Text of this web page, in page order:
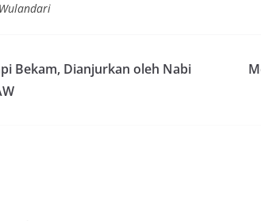
Bekam, Dianjurkan oleh Nabi